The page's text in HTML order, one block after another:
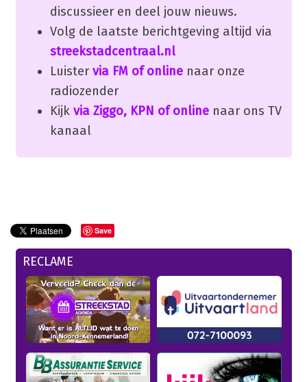
discussieer en deel jouw nieuws.
Volg de laatste berichtgeving altijd via
streekstadcentraal.nl
Luister via FM of onlinenaar onze
radiozender
Kijk via Ziggo, KPN of onlinenaar ons TV
kanaal
Save
RECLAME